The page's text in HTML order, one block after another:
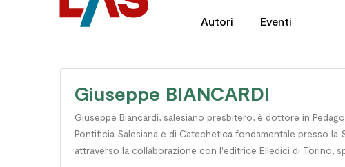
Autori Eventi
Giuseppe BIANCARDI
Giuseppe Biancardi, salesiano presbitero, è dottore in
Pontificia Salesiana e di Catechetica fondamentale presso
attraverso la collaborazione con l'editrice Elledici di Torino,